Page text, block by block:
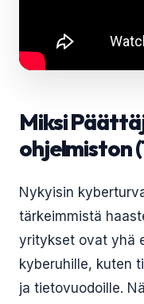
Miksi
ohjelmiston
Nykyisin
tärkeimmistä
yritykset ovat yhä
kyberuhille, kuten
ja tietovuodoille.